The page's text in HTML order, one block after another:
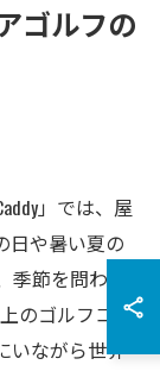
ゴルフの
」では、屋
日や暑い夏の
節を問わず
のゴルフコー
いながら世界